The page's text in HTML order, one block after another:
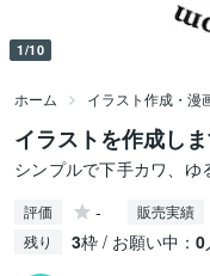
1/10
ホーム イラスト作成・漫
イラストを作成し
シンプルで下手カワ、ゆ
評価 - 販売実績
残り 3枠 / お願い中： 0